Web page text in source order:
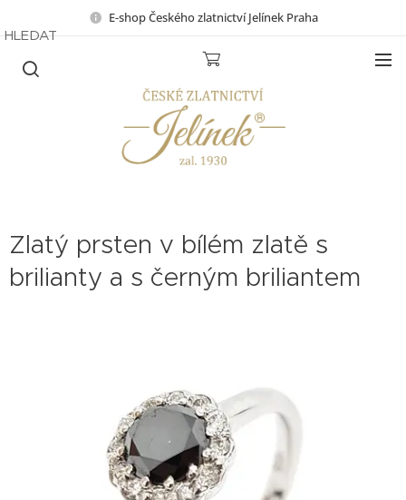
E-shop Českého zlatnictví Jelínek Praha
HLEDAT
Zlatý prsten v bílém zlatě s
brilianty a s černým briliantem